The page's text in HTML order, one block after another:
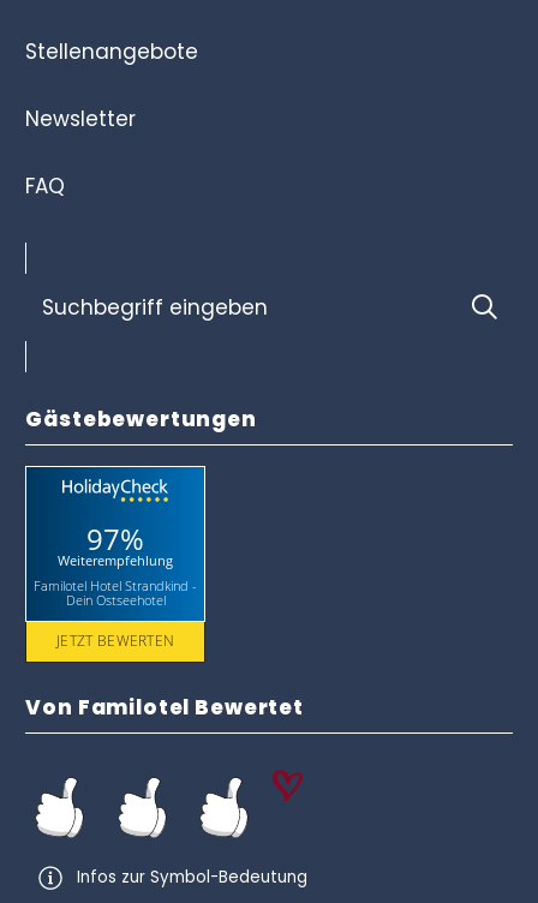
Stellenangebote
Newsletter
FAQ
eingeben
Gästebewertungen
97%
Weiterempfehlung
Familotel Hotel Strandkind -
Dein Ostseehotel
JETZT BEWERTEN
Von Familotel Bewertet
Infos zur Symbol-Bedeutung